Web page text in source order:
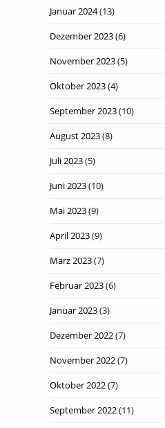
Januar 2024(13)
Dezember 2023(6)
November 2023(5)
Oktober 2023(4)
September 2023(10)
August 2023(8)
Juli 2023(5)
Juni 2023(10)
Mai 2023(9)
April 2023(9)
März 2023(7)
Februar 2023(6)
Januar 2023(3)
Dezember 2022(7)
November 2022(7)
Oktober 2022(7)
September 2022(11)